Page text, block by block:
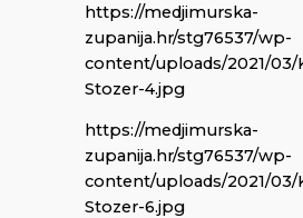
https://medjimurska-
zupanija.hr/stg76537/wp-
content/uploads/2021/03/
Stozer-4.jpg
https://medjimurska-
zupanija.hr/stg76537/wp-
content/uploads/2021/03/
Stozer-6.jpg